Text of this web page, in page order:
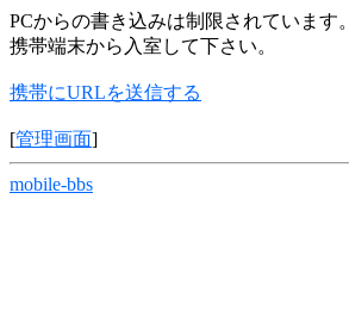
PCからの書き込みは制限されています。
携帯端末から入室して下さい。
携帯にURLを送信する
[管理画面]
mobile-bbs